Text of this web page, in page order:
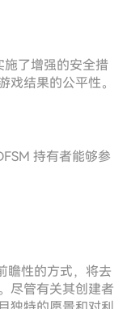
施了增强的安全措
戏结果的公平性。
持有者能够参
瞻性的方式，将去
尽管有关其创建者